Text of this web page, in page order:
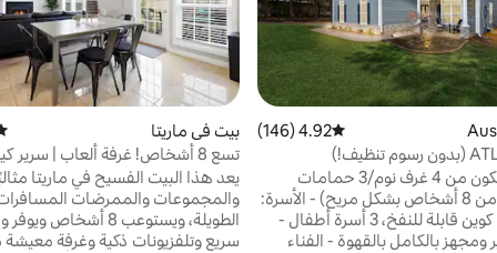
متوسط التقييم 4.92 من 5، 146 مراجعات
4.92 (146)
ملاذ فاخر مكون من 4 غرف نوم/3 حمامات
(يتسع لأكثر من 8 أشخاص بشكل مريح) - الأسرة:
كينج، كوين، كوين قابلة للنفخ، 3 أسرة أطفال -
ومجهز بالكامل بالقهوة - الفناء
بيت في ماريتا
تسع 8 أشخاص! غرفة ألعاب | سرير
للتجمع في الفناء الخلفي
يعد هذا البيت الفسيح في ماريتا
والمجموعات والممرضات المسافرات
الطويلة، ويستوعب 8 أشخاص
سريع وتلفزيونات ذكية وغرفة